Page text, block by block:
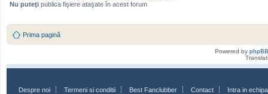
Nu puteţi publica fişiere ataşate în acest forum
Prima pagină
Powered by phpBB
Despre noi Termeni si conditii Best Fanclubber Contact Intra in